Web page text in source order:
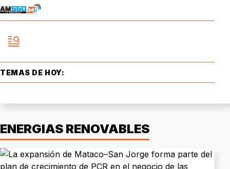
TEMAS DE HOY:
ENERGIAS RENOVABLES